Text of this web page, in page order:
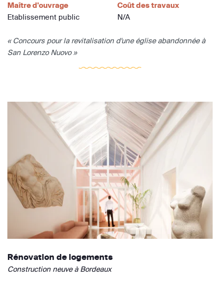
Maître d'ouvrage
Etablissement public
Coût des travaux
N/A
« Concours pour la revitalisation d'une église abandonnée à
San Lorenzo Nuovo »
Rénovation de logements
Construction neuve à Bordeaux